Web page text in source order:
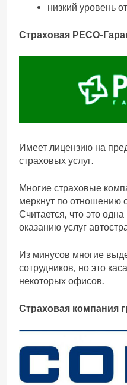
низкий уровень
Страховая РЕСО-
Имеет лицензию на
страховых услуг.
Многие страховые
меркнут по
Считается, что это
оказанию услуг
Из минусов многие
сотрудников, но это
некоторых офисов.
Страховая компания